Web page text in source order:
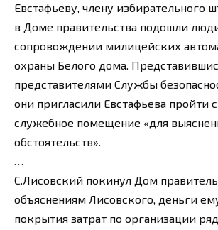
Евстафьеву, члену избирательного
в Доме правительства подошли
сопровождении милицейских
охраны Белого дома.
представителями Службы
они пригласили Евстафьева пройти
служебное помещение «для
обстоятельств».
…
С.Лисовский покинул Дом
объяснениям Лисовского, деньги
покрытия затрат по организации